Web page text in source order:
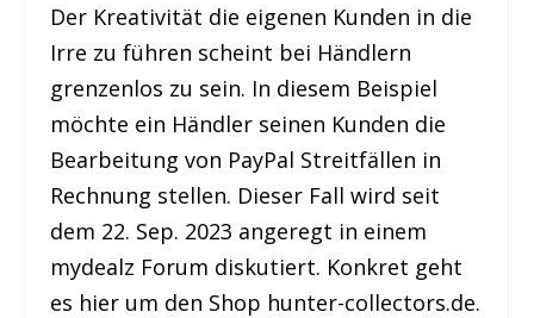
Der Kreativität die eigenen Kunden in die
Irre zu führen scheint bei Händlern
grenzenlos zu sein. In diesem Beispiel
möchte ein Händler seinen Kunden die
Bearbeitung von PayPal Streitfällen in
Rechnung stellen. Dieser Fall wird seit
dem 22. Sep. 2023 angeregt in einem
mydealz Forum diskutiert. Konkret geht
es hier um den Shop hunter-collectors.de.